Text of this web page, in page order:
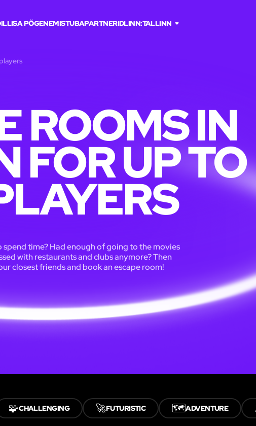
LISA PÕGENEMISTUBAPARTNERIDLINN:TALLINN
ROOMS IN
FOR UP TO
time? Had enough of going to the movies
with restaurants and clubs anymore? Then
closest friends and book an escape room!
🧩CHALLENGING 🚀FUTURISTIC 🗺️ADVENTURE